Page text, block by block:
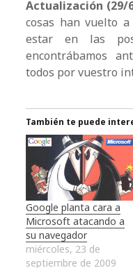
Actualización (29/
cosas han vuelto
estar en las
encontrábamos
todos por vuestro
También te puede
Google planta cara a
Microsoft atacando a
su navegador
miércoles, 23 de
septiembre de 2009